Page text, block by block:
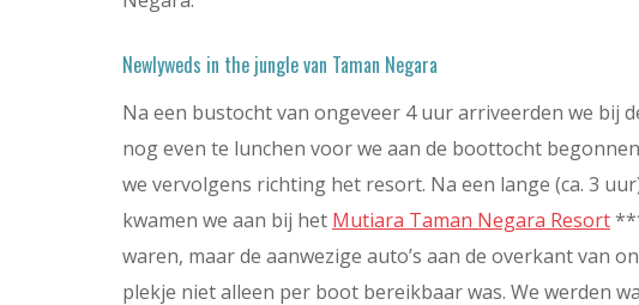
Newlyweds in the jungle van Taman Negara
Na een bustocht van ongeveer 4 uur arriveerden we bij
nog even te lunchen voor we aan de boottocht
we vervolgens richting het resort. Na een lange (ca. 3
kwamen we aan bij het Mutiara Taman Negara Resort
waren, maar de aanwezige auto’s aan de overkant van
plekje niet alleen per boot bereikbaar was. We werden